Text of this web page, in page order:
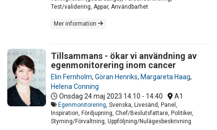
Test/validering, Appar, Användbarhet
Mer information
Tillsammans - ökar vi användning av
egenmonitorering inom cancer
Elin Fernholm, Göran Henriks, Margareta Haag,
Helena Conning
Onsdag 24 maj 2023 14:10 - 14:40 A1
Egenmonitorering , Svenska, Livesänd, Panel,
Inspiration, Fördjupning, Chef/Beslutsfattare, Politiker,
Styrning/Förvaltning, Uppföljning/Nulägesbeskrivning